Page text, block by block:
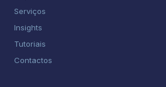
Serviços
Insights
Tutoriais
Contactos